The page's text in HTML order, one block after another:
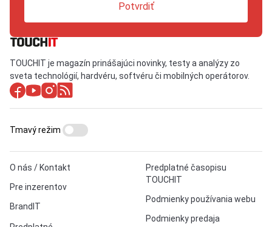
Potvrdiť
TOUCHIT je magazín prinášajúci novinky, testy a analýzy zo
sveta technológií, hardvéru, softvéru či mobilných operátorov.
O nás / Kontakt
Pre inzerentov
BrandIT
Predplatné časopisu
TOUCHIT
Podmienky používania webu
Podmienky predaja
Tmavý režim